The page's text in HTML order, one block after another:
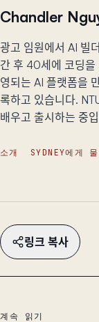
Chandler
광고 임원에서 AI 빌
간 후 40세에 코딩을
영되는 AI 플랫폼을
록하고 있습니다.
배우고 출시하는 중
소개 SYDNEY에게
링크 복사
계속 읽기